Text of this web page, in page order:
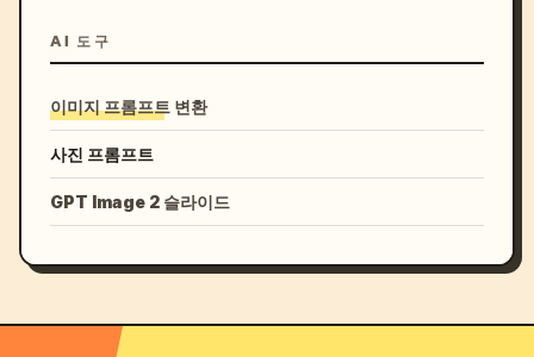
AI 도구
이미지 프롬프트 변환
사진 프롬프트
GPT Image 2 슬라이드